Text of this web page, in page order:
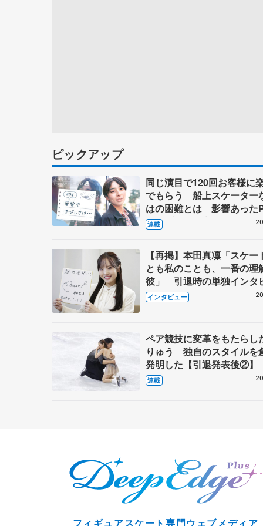
ピックアップ
同じ演目で120回お客様に
でもらう 船上スケーター
はの困難とは 影響あった
キャプテン松永さんの存在
連載
【再掲】本田真凜「スケー
とも私のことも、一番の理
彼」 引退時の単独インタ
で語った競技人生や家族、
これからの夢…
インタビュー
ペア競技に変革をもたらし
りゅう 独自のスタイルを
発明した【引退発表後②】
連載
フィギュアスケート専門ウェブメディア